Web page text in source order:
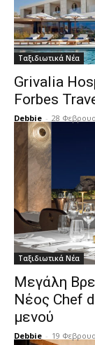
Ταξιδιωτικά Νέα
Grivalia
Forbes
Debbie - 28
Ταξιδιωτικά Νέα
Μεγάλη
Νέος Chef
μενού
Debbie - 19